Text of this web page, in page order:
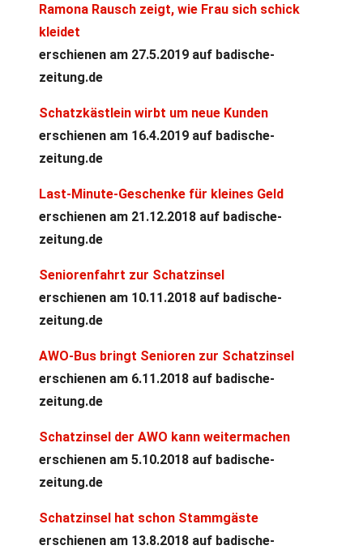
Ramona Rausch zeigt, wie Frau sich schick
kleidet
erschienen am 27.5.2019 auf badische-
zeitung.de
Schatzkästlein wirbt um neue Kunden
erschienen am 16.4.2019 auf badische-
zeitung.de
Last-Minute-Geschenke für kleines Geld
erschienen am 21.12.2018 auf badische-
zeitung.de
Seniorenfahrt zur Schatzinsel
erschienen am 10.11.2018 auf badische-
zeitung.de
AWO-Bus bringt Senioren zur Schatzinsel
erschienen am 6.11.2018 auf badische-
zeitung.de
Schatzinsel der AWO kann weitermachen
erschienen am 5.10.2018 auf badische-
zeitung.de
Schatzinsel hat schon Stammgäste
erschienen am 13.8.2018 auf badische-